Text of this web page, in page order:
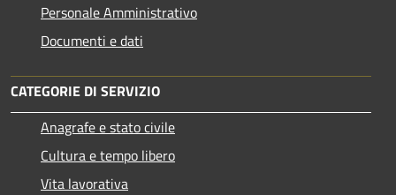
Personale Amministrativo
Documenti e dati
CATEGORIE DI SERVIZIO
Anagrafe e stato civile
Cultura e tempo libero
Vita lavorativa